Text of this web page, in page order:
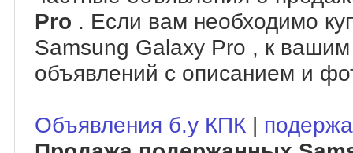
Pro . Если вам необходимо
Samsung Galaxy Pro , к
объявлений с описанием и
Объявления б.у КПК |